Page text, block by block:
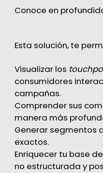
Conoce en
Esta solución, te
Visualizar los
consumidores
campañas.
Comprender sus
manera más
Generar segmentos
exactos.
Enriquecer tu base
no estructurada y